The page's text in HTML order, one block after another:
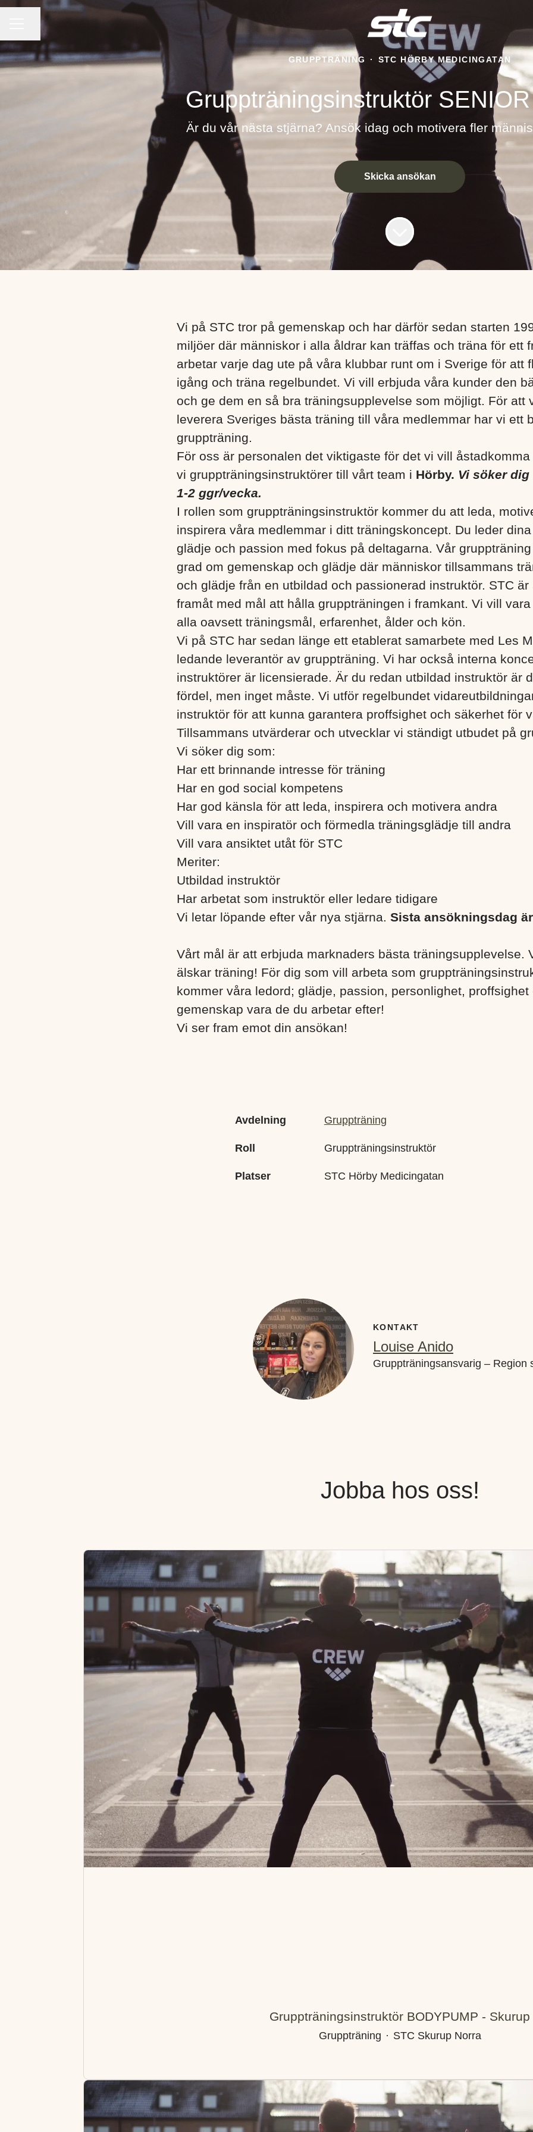
KARRIÄRMENY
Dela sidan
GRUPPTRÄNING · STC HÖRBY MEDICINGATAN
Gruppträningsinstruktör
Är du vår nästa stjärna? Ansök idag och motivera fler
Skicka ansökan
Vi på STC tror på gemenskap och har därför sedan starten
miljöer där människor i alla åldrar kan träffas och träna för ett
arbetar varje dag ute på våra klubbar runt om i Sverige för att
igång och träna regelbundet. Vi vill erbjuda våra kunder den
och ge dem en så bra träningsupplevelse som möjligt. För att
leverera Sveriges bästa träning till våra medlemmar har vi ett
gruppträning.
För oss är personalen det viktigaste för det vi vill
vi gruppträningsinstruktörer till vårt team i Hörby. Vi söker
1-2 ggr/vecka.
I rollen som gruppträningsinstruktör kommer du att leda,
inspirera våra medlemmar i ditt träningskoncept. Du leder
glädje och passion med fokus på deltagarna. Vår
grad om gemenskap och glädje där människor tillsammans
och glädje från en utbildad och passionerad instruktör. STC
framåt med mål att hålla gruppträningen i framkant. Vi vill
alla oavsett träningsmål, erfarenhet, ålder och kön.
Vi på STC har sedan länge ett etablerat samarbete med Les
ledande leverantör av gruppträning. Vi har också interna
instruktörer är licensierade. Är du redan utbildad instruktör är
fördel, men inget måste. Vi utför regelbundet
instruktör för att kunna garantera proffsighet och säkerhet för
Tillsammans utvärderar och utvecklar vi ständigt utbudet på
Vi söker dig som:
Har ett brinnande intresse för träning
Har en god social kompetens
Har god känsla för att leda, inspirera och motivera andra
Vill vara en inspiratör och förmedla träningsglädje till andra
Vill vara ansiktet utåt för STC
Meriter:
Utbildad instruktör
Har arbetat som instruktör eller ledare tidigare
Vi letar löpande efter vår nya stjärna. Sista ansökningsdag
Vårt mål är att erbjuda marknaders bästa träningsupplevelse.
älskar träning! För dig som vill arbeta som
kommer våra ledord; glädje, passion, personlighet, proffsighet
gemenskap vara de du arbetar efter!
Vi ser fram emot din ansökan!
Avdelning Gruppträning
Roll Gruppträningsinstruktör
Platser STC Hörby Medicingatan
KONTAKT
Louise Anido
Gruppträningsansvarig – Region
Jobba hos oss!
Gruppträningsinstruktör BODYPUMP - Skurup
Gruppträning · STC Skurup Norra